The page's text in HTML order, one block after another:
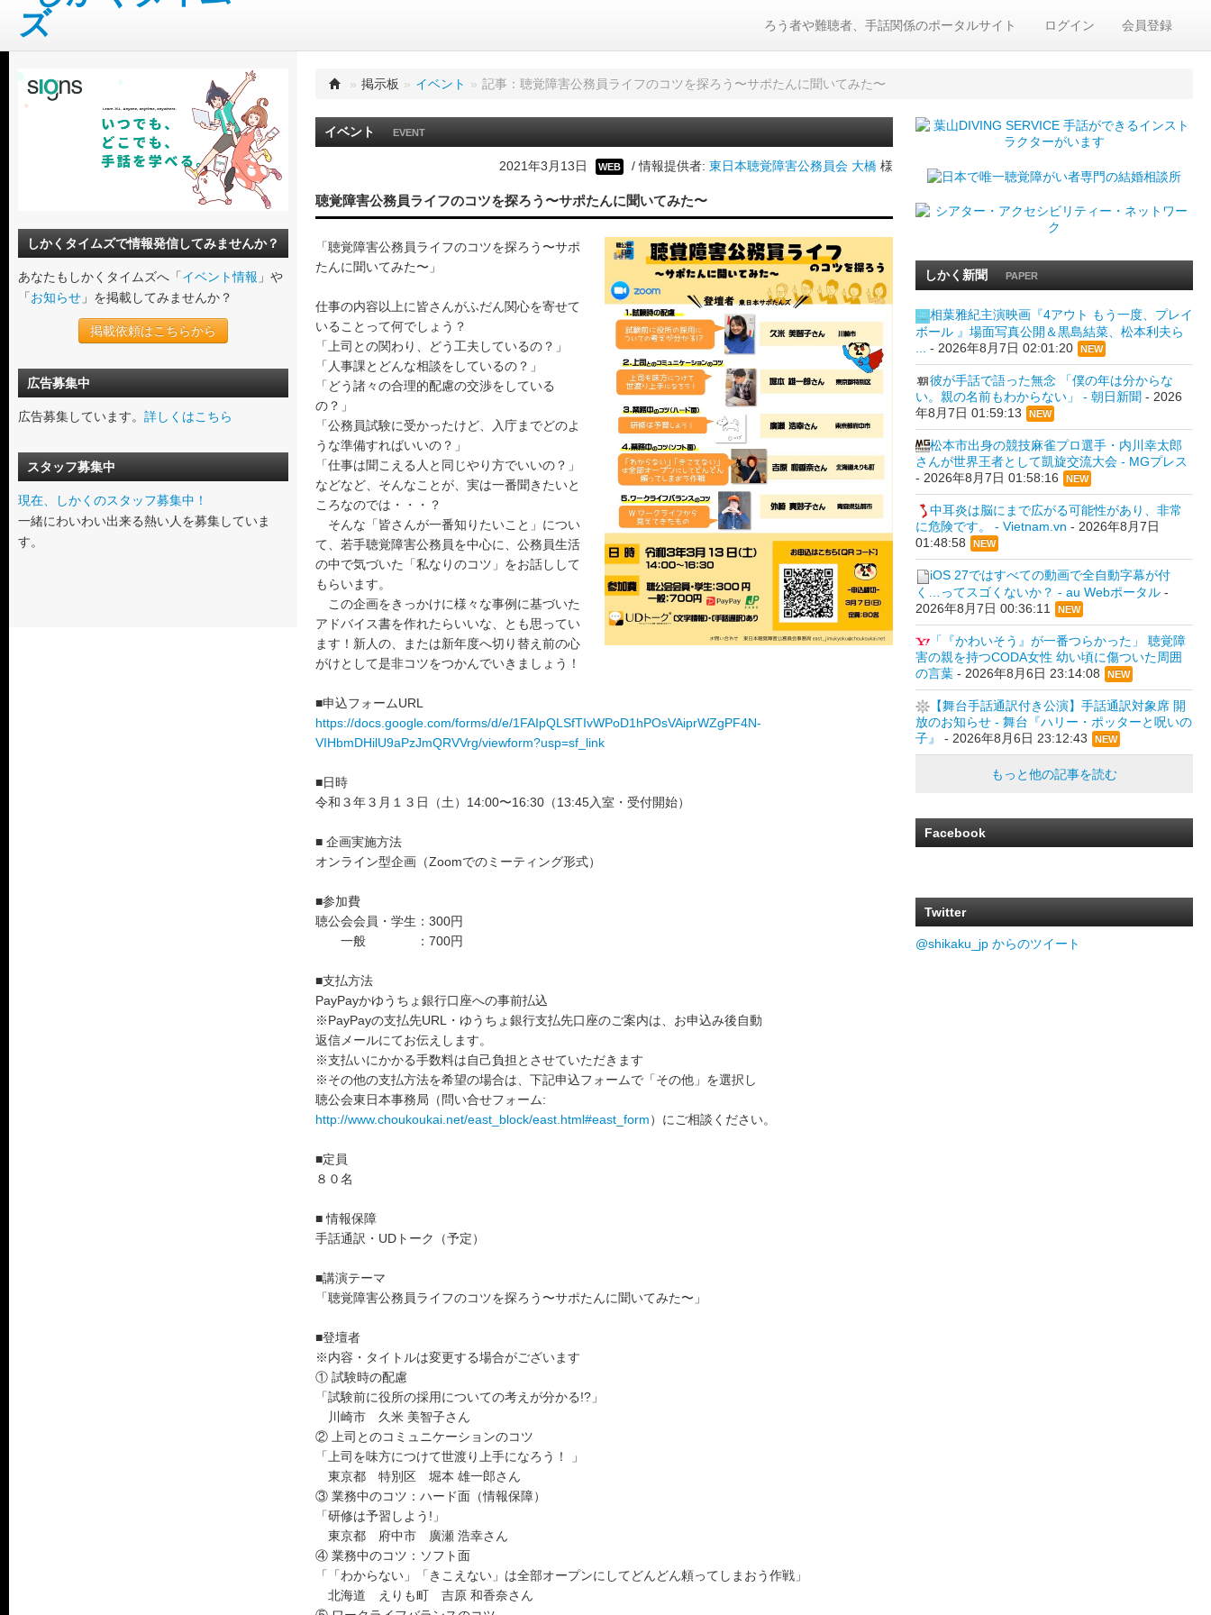
ログイン 会員登録
ろう者や難聴者、手話関係のポータルサイト
しかくタイムズで情報発信してみませんか？
あなたもしかくタイムズへ「イベント情報 」や
「お知らせ 」を掲載してみませんか？
掲載依頼はこちらから
広告募集中
広告募集しています。 詳しくはこちら
スタッフ募集中
現在、しかくのスタッフ募集中！
一緒にわいわい出来る熱い人を募集していま
す。
» 掲示板 » イベント » 記事：聴覚障害公務員ライフのコツを探ろう〜サポたんに聞いてみた〜
イベント EVENT
2021年3月13日 WEB / 情報提供者: 東日本聴覚障害公務員会 大橋 様
聴覚障害公務員ライフのコツを探ろう〜サポたんに聞いてみた〜
「聴覚障害公務員ライフのコツを探ろう〜サポ
たんに聞いてみた〜」
仕事の内容以上に皆さんがふだん関心を寄せて
いることって何でしょう？
「上司との関わり、どう工夫しているの？」
「人事課とどんな相談をしているの？」
「どう諸々の合理的配慮の交渉をしている
の？」
「公務員試験に受かったけど、入庁までどのよ
うな準備すればいいの？」
「仕事は聞こえる人と同じやり方でいいの？」
などなど、そんなことが、実は一番聞きたいと
ころなのでは・・・？
そんな「皆さんが一番知りたいこと」につい
て、若手聴覚障害公務員を中心に、公務員生活
の中で気づいた「私なりのコツ」をお話しして
もらいます。
この企画をきっかけに様々な事例に基づいた
アドバイス書を作れたらいいな、とも思ってい
ます！新人の、または新年度へ切り替え前の心
がけとして是非コツをつかんでいきましょう！
■申込フォームURL
https://docs.google.com/forms/d/e/1FAIpQLSfTIvWPoD1hPOsVAiprWZgPF4N-
VIHbmDHilU9aPzJmQRVVrg/viewform?usp=sf_link
■日時
令和３年３月１３日（土）14:00〜16:30（13:45入室・受付開始）
■ 企画実施方法
オンライン型企画（Zoomでのミーティング形式）
■参加費
聴公会会員・学生：300円
一般 ：700円
■支払方法
PayPayかゆうちょ銀行口座への事前払込
※PayPayの支払先URL・ゆうちょ銀行支払先口座のご案内は、お申込み後自動
返信メールにてお伝えします。
※支払いにかかる手数料は自己負担とさせていただきます
※その他の支払方法を希望の場合は、下記申込フォームで「その他」を選択し
聴公会東日本事務局（問い合せフォーム:
http://www.choukoukai.net/east_block/east.html#east_form）にご相談ください。
■定員
８０名
■ 情報保障
手話通訳・UDトーク（予定）
■講演テーマ
「聴覚障害公務員ライフのコツを探ろう〜サポたんに聞いてみた〜」
■登壇者
※内容・タイトルは変更する場合がございます
① 試験時の配慮
「試験前に役所の採用についての考えが分かる!?」
川崎市 久米 美智子さん
② 上司とのコミュニケーションのコツ
「上司を味方につけて世渡り上手になろう！ 」
東京都 特別区 堀本 雄一郎さん
③ 業務中のコツ：ハード面（情報保障）
「研修は予習しよう!」
東京都 府中市 廣瀬 浩幸さん
④ 業務中のコツ：ソフト面
「「わからない」「きこえない」は全部オープンにしてどんどん頼ってしまおう作戦」
北海道 えりも町 吉原 和香奈さん
しかく新聞 PAPER
相葉雅紀主演映画『4アウト もう一度、プレイ
ボール 』場面写真公開＆黒島結菜、松本利夫ら
- 2026年8月7日 02:01:20 NEW
彼が手話で語った無念 「僕の年は分からな
い。親の名前もわからない」 - 朝日新聞 - 2026
年8月7日 01:59:13
NEW
松本市出身の競技麻雀プロ選手・内川幸太郎
さんが世界王者として凱旋交流大会 - MGプレス
- 2026年8月7日 01:58:16 NEW
中耳炎は脳にまで広がる可能性があり、非常
に危険です。 - Vietnam.vn - 2026年8月7日
01:48:58
NEW
iOS 27ではすべての動画で全自動字幕が付
く…ってスゴくないか？ - au Webポータル-
2026年8月7日 00:36:11
NEW
「『かわいそう』が一番つらかった」 聴覚障
害の親を持つCODA女性 幼い頃に傷ついた周囲
の言葉- 2026年8月6日 23:14:08 NEW
【舞台手話通訳付き公演】手話通訳対象席 開
放のお知らせ - 舞台『ハリー・ポッターと呪いの
子』
- 2026年8月6日 23:12:43 NEW
もっと他の記事を読む
Facebook
Twitter
@shikaku_jp からのツイート